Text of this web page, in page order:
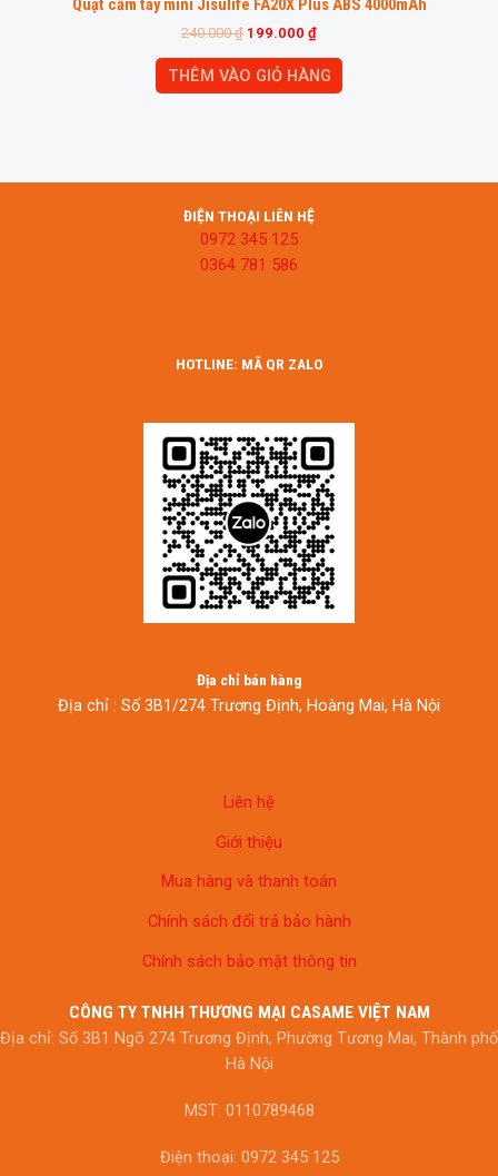
Quạt cầm tay mini Jisulife FA20X Plus ABS 4000mAh
240.000₫ 199.000 ₫
THÊM VÀO GIỎ HÀNG
ĐIỆN THOẠI LIÊN HỆ
0972 345 125
0364 781 586
HOTLINE: MÃ QR ZALO
Địa chỉ bán hàng
Địa chỉ : Số 3B1/274 Trương Định, Hoàng Mai, Hà Nội
Liên hệ
Giới thiệu
Mua hàng và thanh toán
Chính sách đổi trả bảo hành
Chính sách bảo mật thông tin
CÔNG TY TNHH THƯƠNG MẠI CASAME VIỆT NAM
Địa chỉ: Số 3B1 Ngõ 274 Trương Định, Phường Tương Mai, Thành phố
Hà Nội
MST: 0110789468
Điện thoại: 0972 345 125